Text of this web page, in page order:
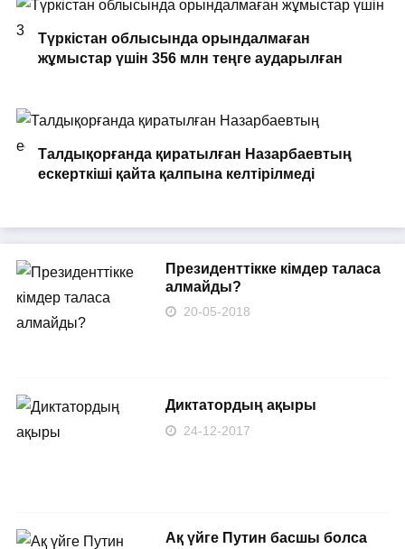
Түркістан облысында орындалмаған
жұмыстар үшін 356 млн теңге аударылған
Талдықорғанда қиратылған Назарбаевтың
ескерткіші қайта қалпына келтірілмеді
Президенттікке кімдер таласа
алмайды?
20-05-2018
Диктатордың ақыры
24-12-2017
Ақ үйге Путин басшы болса